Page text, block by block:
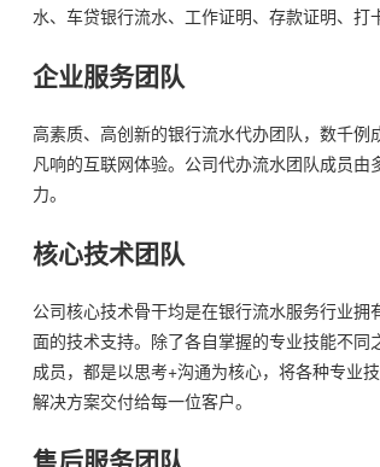
水、车贷银行流水、工作证明、存款证明、打
企业服务团队
高素质、高创新的银行流水代办团队，数千
凡响的互联网体验。公司代办流水团队成员
力。
核心技术团队
公司核心技术骨干均是在银行流水服务行业
面的技术支持。除了各自掌握的专业技能不
成员，都是以思考+沟通为核心，将各种专业
解决方案交付给每一位客户。
售后服务团队